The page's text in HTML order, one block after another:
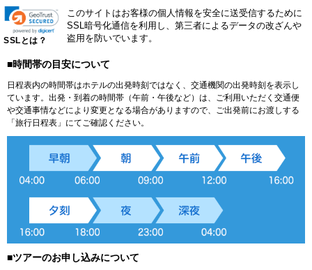
SSLとは？
このサイトはお客様の個人情報を安全に送受信するために
SSL暗号化通信を利用し、第三者によるデータの改ざんや
盗用を防いでいます。
■時間帯の目安について
日程表内の時間帯はホテルの出発時刻ではなく、交通機関の出発時刻を表示し
ています。出発・到着の時間帯（午前・午後など）は、ご利用いただく交通便
や交通事情などにより変更となる場合がありますので、ご出発前にお渡しする
「旅行日程表」にてご確認ください。
■ツアーのお申し込みについて